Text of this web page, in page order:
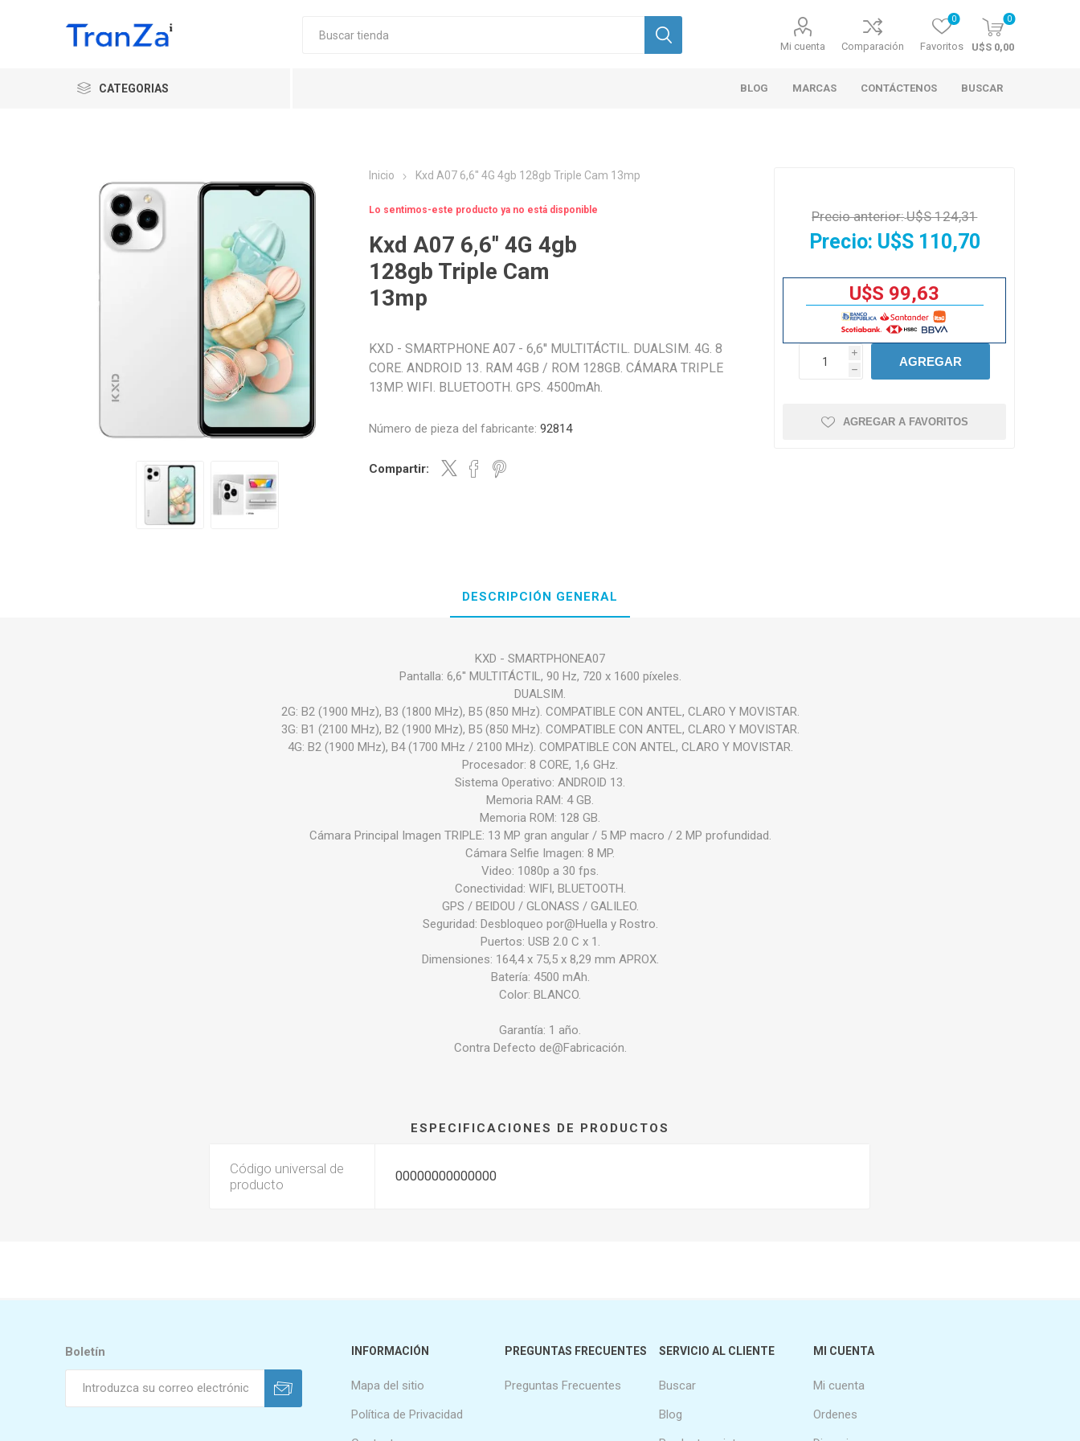
Mi cuenta Comparación Favoritos
0 0
U$S 0,00
CATEGORIAS BLOG MARCAS CONTÁCTENOS BUSCAR
Inicio Kxd A07 6,6'' 4G 4gb 128gb Triple Cam 13mp
Lo sentimos-este producto ya no está disponible
Kxd A07 6,6'' 4G 4gb
128gb Triple Cam
13mp
KXD - SMARTPHONE A07 - 6,6'' MULTITÁCTIL. DUALSIM. 4G. 8
CORE. ANDROID 13. RAM 4GB / ROM 128GB. CÁMARA TRIPLE
13MP. WIFI. BLUETOOTH. GPS. 4500mAh.
Número de pieza del fabricante: 92814
Compartir:
Precio anterior:U$S 124,31
Precio: U$S 110,70
U$S 99,63
i
h
AGREGAR
AGREGAR A FAVORITOS
DESCRIPCIÓN GENERAL
KXD - SMARTPHONEA07
Pantalla: 6,6'' MULTITÁCTIL, 90 Hz, 720 x 1600 píxeles.
DUALSIM.
2G: B2 (1900 MHz), B3 (1800 MHz), B5 (850 MHz). COMPATIBLE CON ANTEL, CLARO Y MOVISTAR.
3G: B1 (2100 MHz), B2 (1900 MHz), B5 (850 MHz). COMPATIBLE CON ANTEL, CLARO Y MOVISTAR.
4G: B2 (1900 MHz), B4 (1700 MHz / 2100 MHz). COMPATIBLE CON ANTEL, CLARO Y MOVISTAR.
Procesador: 8 CORE, 1,6 GHz.
Sistema Operativo: ANDROID 13.
Memoria RAM: 4 GB.
Memoria ROM: 128 GB.
Cámara Principal Imagen TRIPLE: 13 MP gran angular / 5 MP macro / 2 MP profundidad.
Cámara Selfie Imagen: 8 MP.
Video: 1080p a 30 fps.
Conectividad: WIFI, BLUETOOTH.
GPS / BEIDOU / GLONASS / GALILEO.
Seguridad: Desbloqueo por@Huella y Rostro.
Puertos: USB 2.0 C x 1.
Dimensiones: 164,4 x 75,5 x 8,29 mm APROX.
Batería: 4500 mAh.
Color: BLANCO.
Garantía: 1 año.
Contra Defecto de@Fabricación.
ESPECIFICACIONES DE PRODUCTOS
Código universal de
producto
00000000000000
Boletín INFORMACIÓN
Mapa del sitio
Política de Privacidad
PREGUNTAS FRECUENTES
Preguntas Frecuentes
SERVICIO AL CLIENTE
Buscar
Blog
MI CUENTA
Mi cuenta
Ordenes